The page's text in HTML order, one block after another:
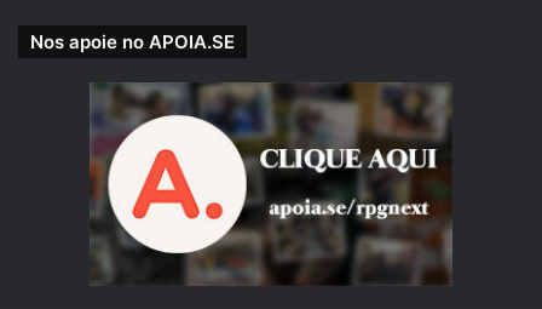
Nos apoie no APOIA.SE